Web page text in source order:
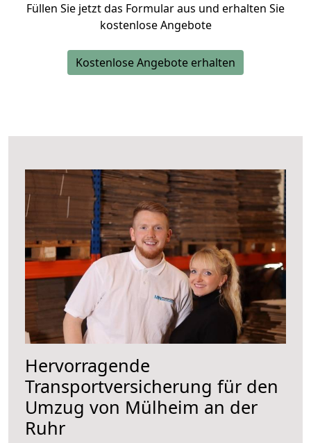
Füllen Sie jetzt das Formular aus und erhalten Sie
kostenlose Angebote
Kostenlose Angebote erhalten
Hervorragende
Transportversicherung für den
Umzug von Mülheim an der
Ruhr